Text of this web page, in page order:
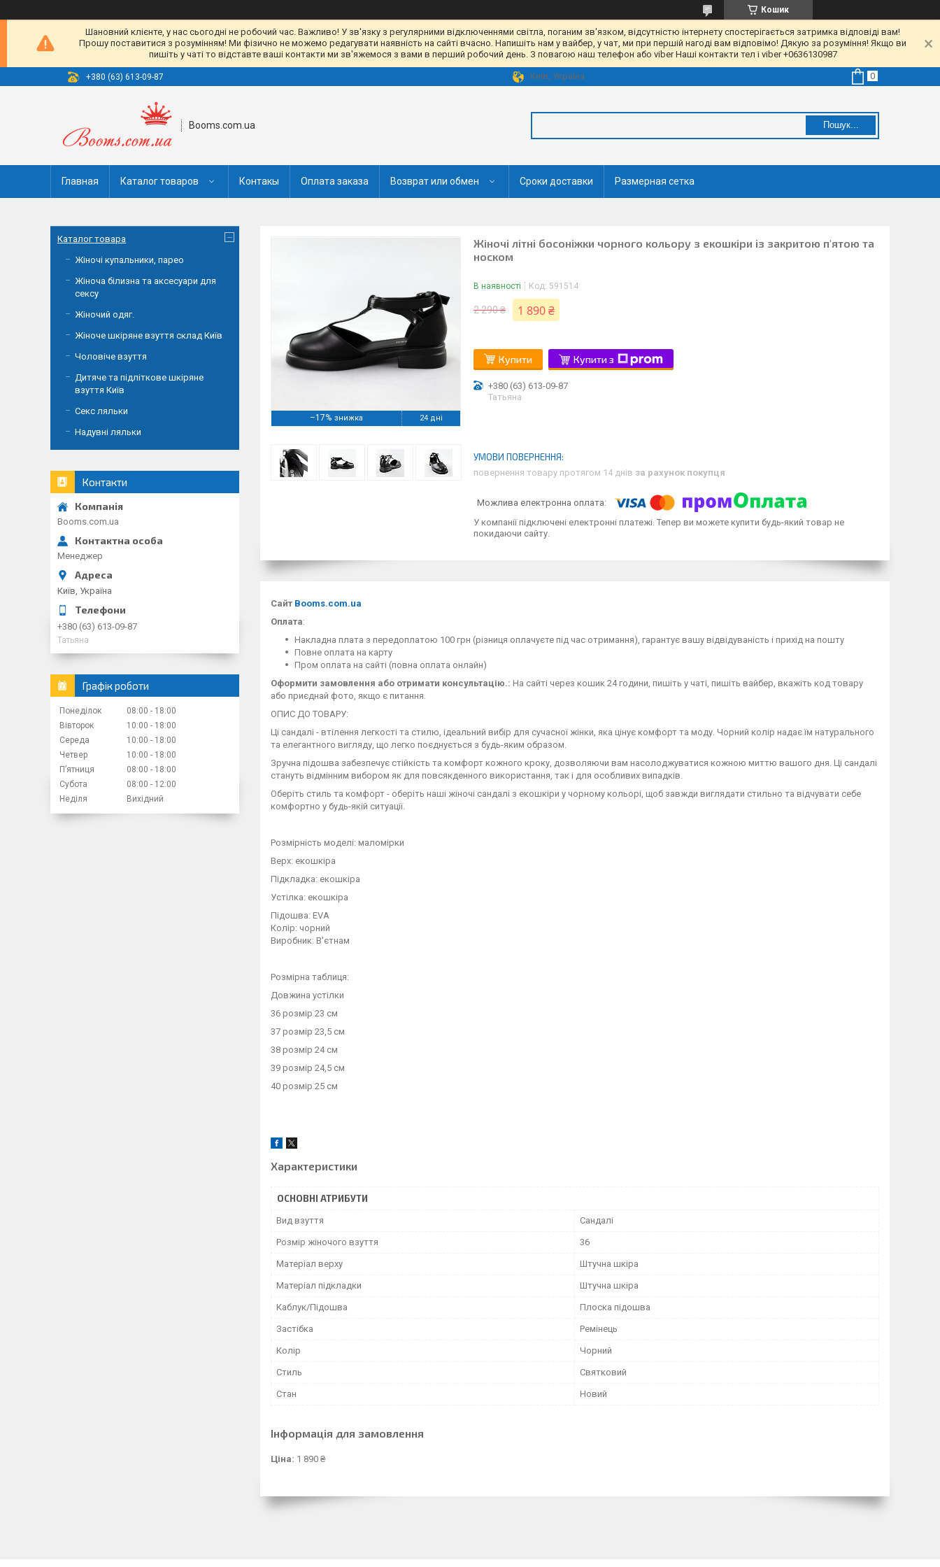
Кошик
Шановний клієнте, у нас сьогодні не робочий час. Важливо! У зв'язку з регулярними відключеннями світла, поганим зв'язком, відсутністю інтернету спостерігається затримка відповіді вам!
Прошу поставитися з розумінням! Ми фізично не можемо редагувати наявність на сайті вчасно. Напишіть нам у вайбер, у чат, ми при першій нагоді вам відповімо! Дякую за розуміння! Якщо ви
пишіть у чаті то відставте ваші контакти ми зв'яжемося з вами в перший робочий день. З повагою наш телефон або viber Наші контакти тел і viber +0636130987
+380 (63) 613-09-87 Київ, Україна
Booms.com.ua Пошук...
Главная Каталог товаров Контакы Оплата заказа Возврат или обмен Сроки доставки Размерная сетка
–17% 24 дні
Жіночі літні босоніжки чорного кольору з екошкіри із закритою п'ятою та
носком
В наявності Код: 591514
2 290 ₴ 1 890 ₴
Купити Купити з
+380 (63) 613-09-87
Татьяна
повернення товару протягом 14 днів за рахунок покупця
У компанії підключені електронні платежі. Тепер ви можете купити будь-який товар не
покидаючи сайту.
Сайт Booms.com.ua
Оплата:
Накладна плата з передоплатою 100 грн (різниця оплачуєте під час отримання), гарантує вашу відвідуваність і прихід на пошту
Повне оплата на карту
Пром оплата на сайті (повна оплата онлайн)
Оформити замовлення або отримати консультацію.: На сайті через кошик 24 години, пишіть у чаті, пишіть вайбер, вкажіть код товару
або приєднай фото, якщо є питання.
ОПИС ДО ТОВАРУ:
Ці сандалі - втілення легкості та стилю, ідеальний вибір для сучасної жінки, яка цінує комфорт та моду. Чорний колір надає їм натурального
та елегантного вигляду, що легко поєднується з будь-яким образом.
Зручна підошва забезпечує стійкість та комфорт кожного кроку, дозволяючи вам насолоджуватися кожною миттю вашого дня. Ці сандалі
стануть відмінним вибором як для повсякденного використання, так і для особливих випадків.
Оберіть стиль та комфорт - оберіть наші жіночі сандалі з екошкіри у чорному кольорі, щоб завжди виглядати стильно та відчувати себе
комфортно у будь-якій ситуації.
Розмірність моделі: маломірки
Верх: екошкіра
Підкладка: екошкіра
Устілка: екошкіра
Підошва: EVA
Колір: чорний
Виробник: В'єтнам
Розмірна таблиця:
Довжина устілки
36 розмір 23 см
37 розмір 23,5 см
38 розмір 24 см
39 розмір 24,5 см
40 розмір 25 см
Характеристики
ОСНОВНІ АТРИБУТИ
Вид взуття Сандалі
Розмір жіночого взуття 36
Матеріал верху Штучна шкіра
Матеріал підкладки Штучна шкіра
Каблук/Підошва Плоска підошва
Застібка Ремінець
Колір Чорний
Стиль Святковий
Стан Новий
Інформація для замовлення
Ціна: 1 890 ₴
Каталог товара
Жіночі купальники, парео
Жіноча білизна та аксесуари для
сексу
Жіночий одяг.
Жіноче шкіряне взуття склад Київ
Чоловіче взуття
Дитяче та підліткове шкіряне
взуття Київ
Секс ляльки
Надувні ляльки
Контакти
Booms.com.ua
Менеджер
Київ, Україна
+380 (63) 613-09-87
Татьяна
Графік роботи
Понеділок 08:00
18:00
Вівторок
10:00
18:00
Середа
10:00
18:00
Четвер
10:00
18:00
Пʼятниця
08:00
18:00
Субота
08:00
12:00
Неділя
Вихідний